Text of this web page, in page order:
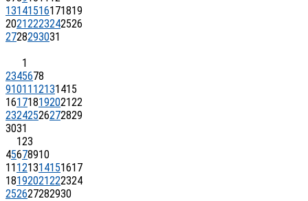
13141516171819
20212223242526
2728293031
1
2345678
9101112131415
16171819202122
23242526272829
3031
123
45678910
11121314151617
18192021222324
252627282930